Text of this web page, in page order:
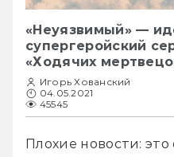
«Неуязвимый» —
супергеройский
«Ходячих
Игорь Хованский
04.05.2021
45545
Плохие новости: